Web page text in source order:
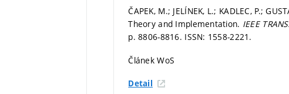
ČAPEK, M.; JELÍNEK, L.; KADLEC, P.;
Theory and Implementation. IEEE
p. 8806-8816. ISSN: 1558-2221.
Článek WoS
Detail